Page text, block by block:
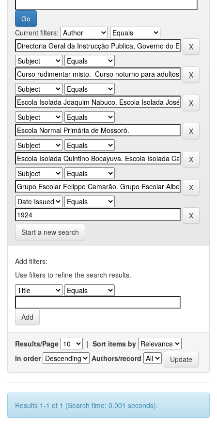
Current filters:
Start a new search
Add filters:
Use filters to refine the search results.
Results/Page | Sort items by
In order
Authors/record
Results 1-1 of 1 (Search time: 0.001 seconds).